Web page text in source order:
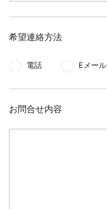
希望連絡方法
電話 Eメール
お問合せ内容